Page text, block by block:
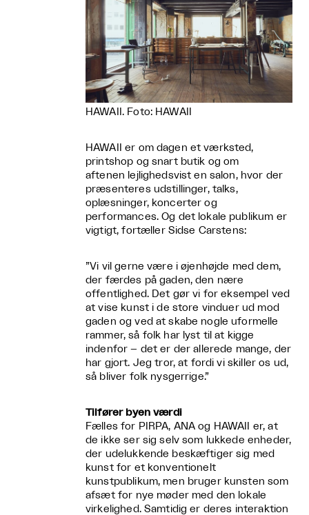
HAWAII. Foto: HAWAII
HAWAII er om dagen et værksted,
printshop og snart butik og om
aftenen lejlighedsvist en salon, hvor der
præsenteres udstillinger, talks,
oplæsninger, koncerter og
performances. Og det lokale publikum er
vigtigt, fortæller Sidse Carstens:
”Vi vil gerne være i øjenhøjde med dem,
der færdes på gaden, den nære
offentlighed. Det gør vi for eksempel ved
at vise kunst i de store vinduer ud mod
gaden og ved at skabe nogle uformelle
rammer, så folk har lyst til at kigge
indenfor – det er der allerede mange, der
har gjort. Jeg tror, at fordi vi skiller os ud,
så bliver folk nysgerrige.”
Tilfører byen værdi
Fælles for PIRPA, ANA og HAWAII er, at
de ikke ser sig selv som lukkede enheder,
der udelukkende beskæftiger sig med
kunst for et konventionelt
kunstpublikum, men bruger kunsten som
afsæt for nye møder med den lokale
virkelighed. Samtidig er deres interaktion